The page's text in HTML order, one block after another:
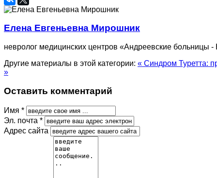
Елена Евгеньевна Мирошник
невролог медицинских центров «Андреевские
Другие материалы в этой категории: « Синдром Туретта:
»
Оставить комментарий
Имя *
Эл. почта *
Адрес сайта